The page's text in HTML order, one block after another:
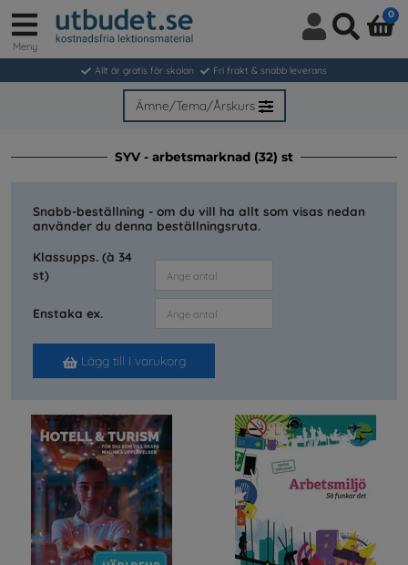
in
/
Meny
0
Allt är gratis för skolan Fri frakt & snabb leverans
Ämne/Tema/Årskurs
SYV - arbetsmarknad (32) st
Snabb-beställning - om du vill ha allt som visas nedan
använder du denna beställningsruta.
Klassupps. (à 34
st)
Enstaka ex.
Lägg till i varukorg